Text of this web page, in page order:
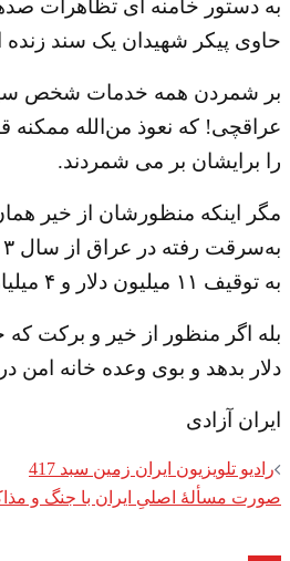
حاوی پیکر شهیدان یک سند زنده
بر شمردن همه خدمات شخص سید
عراقچی! که نعوذ من‌الله
را برایشان بر می شمردند.
مگر اینکه منظورشان از خیر
به توقیف ۱۱ میلیون دلار و ۴ میلیارد دینار عراق و هم‌چنین چندین قطعه زمین شده است…
بله اگر منظور از خیر و برکت
دلار بدهد و بوی وعده خانه امن
ایران آزادی
Post
رادیو تلویزیون ایران زمین سبد 417
صورت مسألهٔ اصلیِ ایران با جنگ و